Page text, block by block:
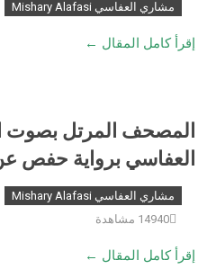
مشاري العفاسي Mishary Alafasi
إقرأ كامل المقال ←
المصحف المرتل بصوت
العفاسي برواية حفص
مشاري العفاسي Mishary Alafasi
14940 مشاهدة
إقرأ كامل المقال ←